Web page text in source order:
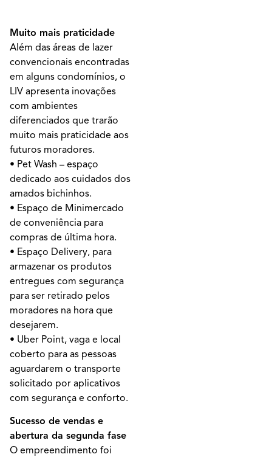
Muito mais praticidade
Além das áreas de lazer
convencionais encontradas
em alguns condomínios, o
LIV apresenta inovações
com ambientes
diferenciados que trarão
muito mais praticidade aos
futuros moradores.
• Pet Wash – espaço
dedicado aos cuidados dos
amados bichinhos.
• Espaço de Minimercado
de conveniência para
compras de última hora.
• Espaço Delivery, para
armazenar os produtos
entregues com segurança
para ser retirado pelos
moradores na hora que
desejarem.
• Uber Point, vaga e local
coberto para as pessoas
aguardarem o transporte
solicitado por aplicativos
com segurança e conforto.
Sucesso de vendas e
abertura da segunda fase
O empreendimento foi